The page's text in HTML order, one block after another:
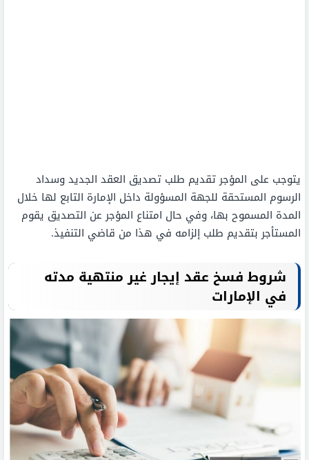
يتوجب على المؤجر تقديم طلب تصديق العقد الجديد وسداد
الرسوم المستحقة للجهة المسؤولة داخل الإمارة التابع لها خلال
المدة المسموح بها، وفي حال امتناع المؤجر عن التصديق يقوم
المستأجر بتقديم طلب إلزامه في هذا من قاضي التنفيذ.
شروط فسخ عقد إيجار غير منتهية مدته
في الإمارات